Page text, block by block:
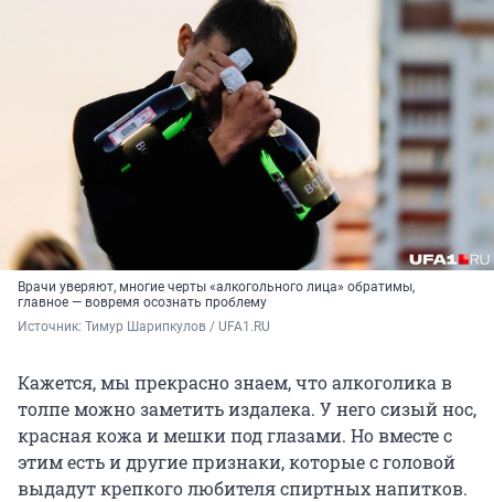
Врачи уверяют, многие черты «алкогольного лица» обратимы,
главное — вовремя осознать проблему
Источник: Тимур Шарипкулов / UFA1.RU
Кажется, мы прекрасно знаем, что алкоголика в
толпе можно заметить издалека. У него сизый нос,
красная кожа и мешки под глазами. Но вместе с
этим есть и другие признаки, которые с головой
выдадут крепкого любителя спиртных напитков.